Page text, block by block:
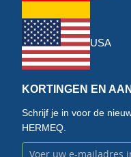
USA
KORTINGEN EN
Schrijf je in voor de
HERMEQ.
Abonneer